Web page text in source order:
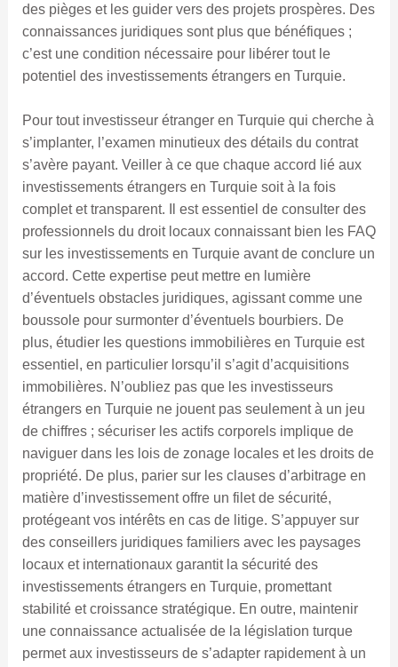
des pièges et les guider vers des projets prospères. Des
connaissances juridiques sont plus que bénéfiques ;
c’est une condition nécessaire pour libérer tout le
potentiel des investissements étrangers en Turquie.
Pour tout investisseur étranger en Turquie qui cherche à
s’implanter, l’examen minutieux des détails du contrat
s’avère payant. Veiller à ce que chaque accord lié aux
investissements étrangers en Turquie soit à la fois
complet et transparent. Il est essentiel de consulter des
professionnels du droit locaux connaissant bien les FAQ
sur les investissements en Turquie avant de conclure un
accord. Cette expertise peut mettre en lumière
d’éventuels obstacles juridiques, agissant comme une
boussole pour surmonter d’éventuels bourbiers. De
plus, étudier les questions immobilières en Turquie est
essentiel, en particulier lorsqu’il s’agit d’acquisitions
immobilières. N’oubliez pas que les investisseurs
étrangers en Turquie ne jouent pas seulement à un jeu
de chiffres ; sécuriser les actifs corporels implique de
naviguer dans les lois de zonage locales et les droits de
propriété. De plus, parier sur les clauses d’arbitrage en
matière d’investissement offre un filet de sécurité,
protégeant vos intérêts en cas de litige. S’appuyer sur
des conseillers juridiques familiers avec les paysages
locaux et internationaux garantit la sécurité des
investissements étrangers en Turquie, promettant
stabilité et croissance stratégique. En outre, maintenir
une connaissance actualisée de la législation turque
permet aux investisseurs de s’adapter rapidement à un